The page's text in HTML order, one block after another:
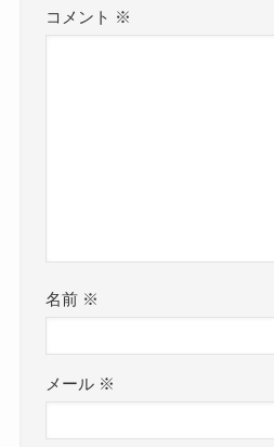
コメント ※
名前 ※
メール ※